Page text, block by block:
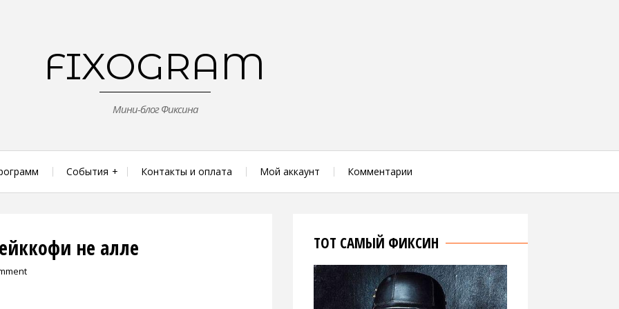
FIXOGRAM
Мини-блог Фиксина
События Контакты и оплата Мой аккаунт Комментарии
не алле ТОТ САМЫЙ ФИКСИН